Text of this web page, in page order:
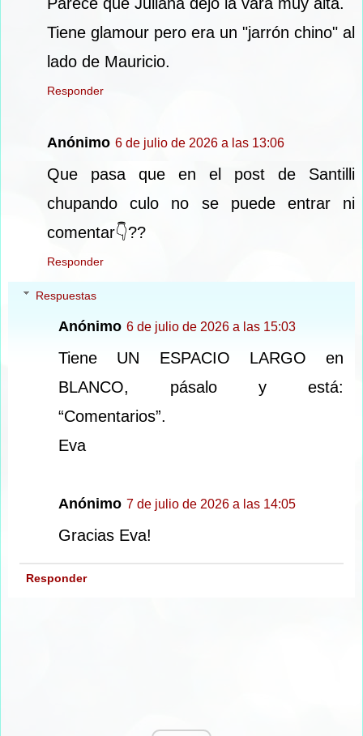
Tiene glamour pero era un "jarrón chino" al
lado de Mauricio.
Responder
Anónimo 6 de julio de 2026 a las 13:06
Que pasa que en el post de Santilli
chupando culo no se puede entrar ni
comentar👇??
Responder
Respuestas
Anónimo 6 de julio de 2026 a las 15:03
Tiene UN ESPACIO LARGO en
BLANCO, pásalo y está:
“Comentarios”.
Eva
Anónimo 7 de julio de 2026 a las 14:05
Gracias Eva!
Responder